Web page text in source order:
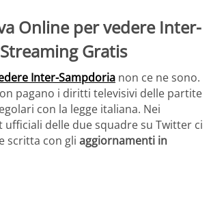
Online per vedere Inter-
Gratis
Inter-Sampdoria non ce ne sono.
pagano i diritti televisivi delle partite
con la legge italiana. Nei
delle due squadre su Twitter ci
scritta con gli aggiornamenti in